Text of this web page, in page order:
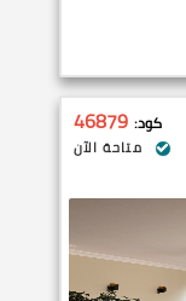
كود: 46879
متاحة الآن